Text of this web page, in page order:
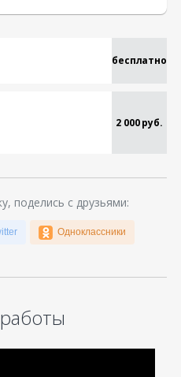
бесплатно
2 000 руб.
поделись с друзьями:
Одноклассники